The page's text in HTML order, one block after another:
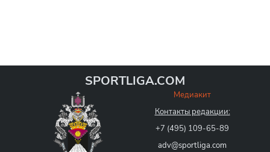
SPORTLIGA.COM
Медиакит
Контакты редакции:
+7 (495) 109-65-89
adv@sportliga.com